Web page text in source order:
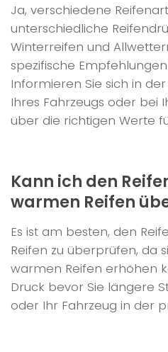
Ja, verschiedene
unterschiedliche
Winterreifen und
spezifische
Informieren Sie sich in
Ihres Fahrzeugs oder bei
über die richtigen Werte
Kann ich den
warmen Reifen
Es ist am besten, den
Reifen zu überprüfen, da
warmen Reifen erhöhen
Druck bevor Sie längere
oder Ihr Fahrzeug in der